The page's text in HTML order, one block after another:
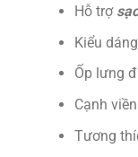
Hỗ trợ
Kiểu
Ốp lưng
Cạnh
Tương